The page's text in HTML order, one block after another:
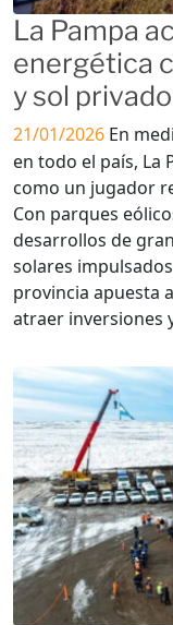
La Pampa
energética
y sol privado
21/01/2026 En
en todo el país, La
como un jugador
Con parques
desarrollos de
solares
provincia apuesta
atraer inversiones